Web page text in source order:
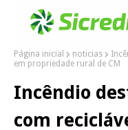
Página inicial noticias
em propriedade rural de CM
Incêndio
com